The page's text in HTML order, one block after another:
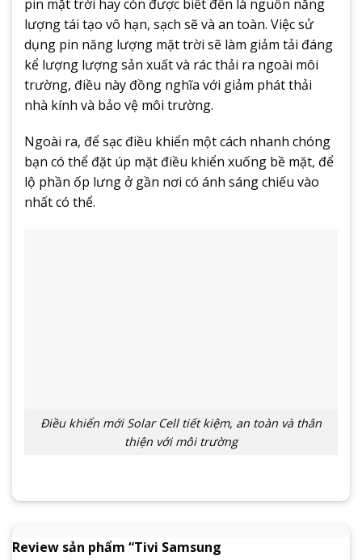
pin mặt trời hay còn được biết đến là nguồn năng
lượng tái tạo vô hạn, sạch sẽ và an toàn. Việc sử
dụng pin năng lượng mặt trời sẽ làm giảm tải đáng
kể lượng lượng sản xuất và rác thải ra ngoài môi
trường, điều này đồng nghĩa với giảm phát thải
nhà kính và bảo vệ môi trường.
Ngoài ra, để sạc điều khiển một cách nhanh chóng
bạn có thể đặt úp mặt điều khiển xuống bề mặt, để
lộ phần ốp lưng ở gần nơi có ánh sáng chiếu vào
nhất có thể.
Điều khiển mới Solar Cell tiết kiệm, an toàn và thân
thiện với môi trường
Review sản phẩm “Tivi Samsung